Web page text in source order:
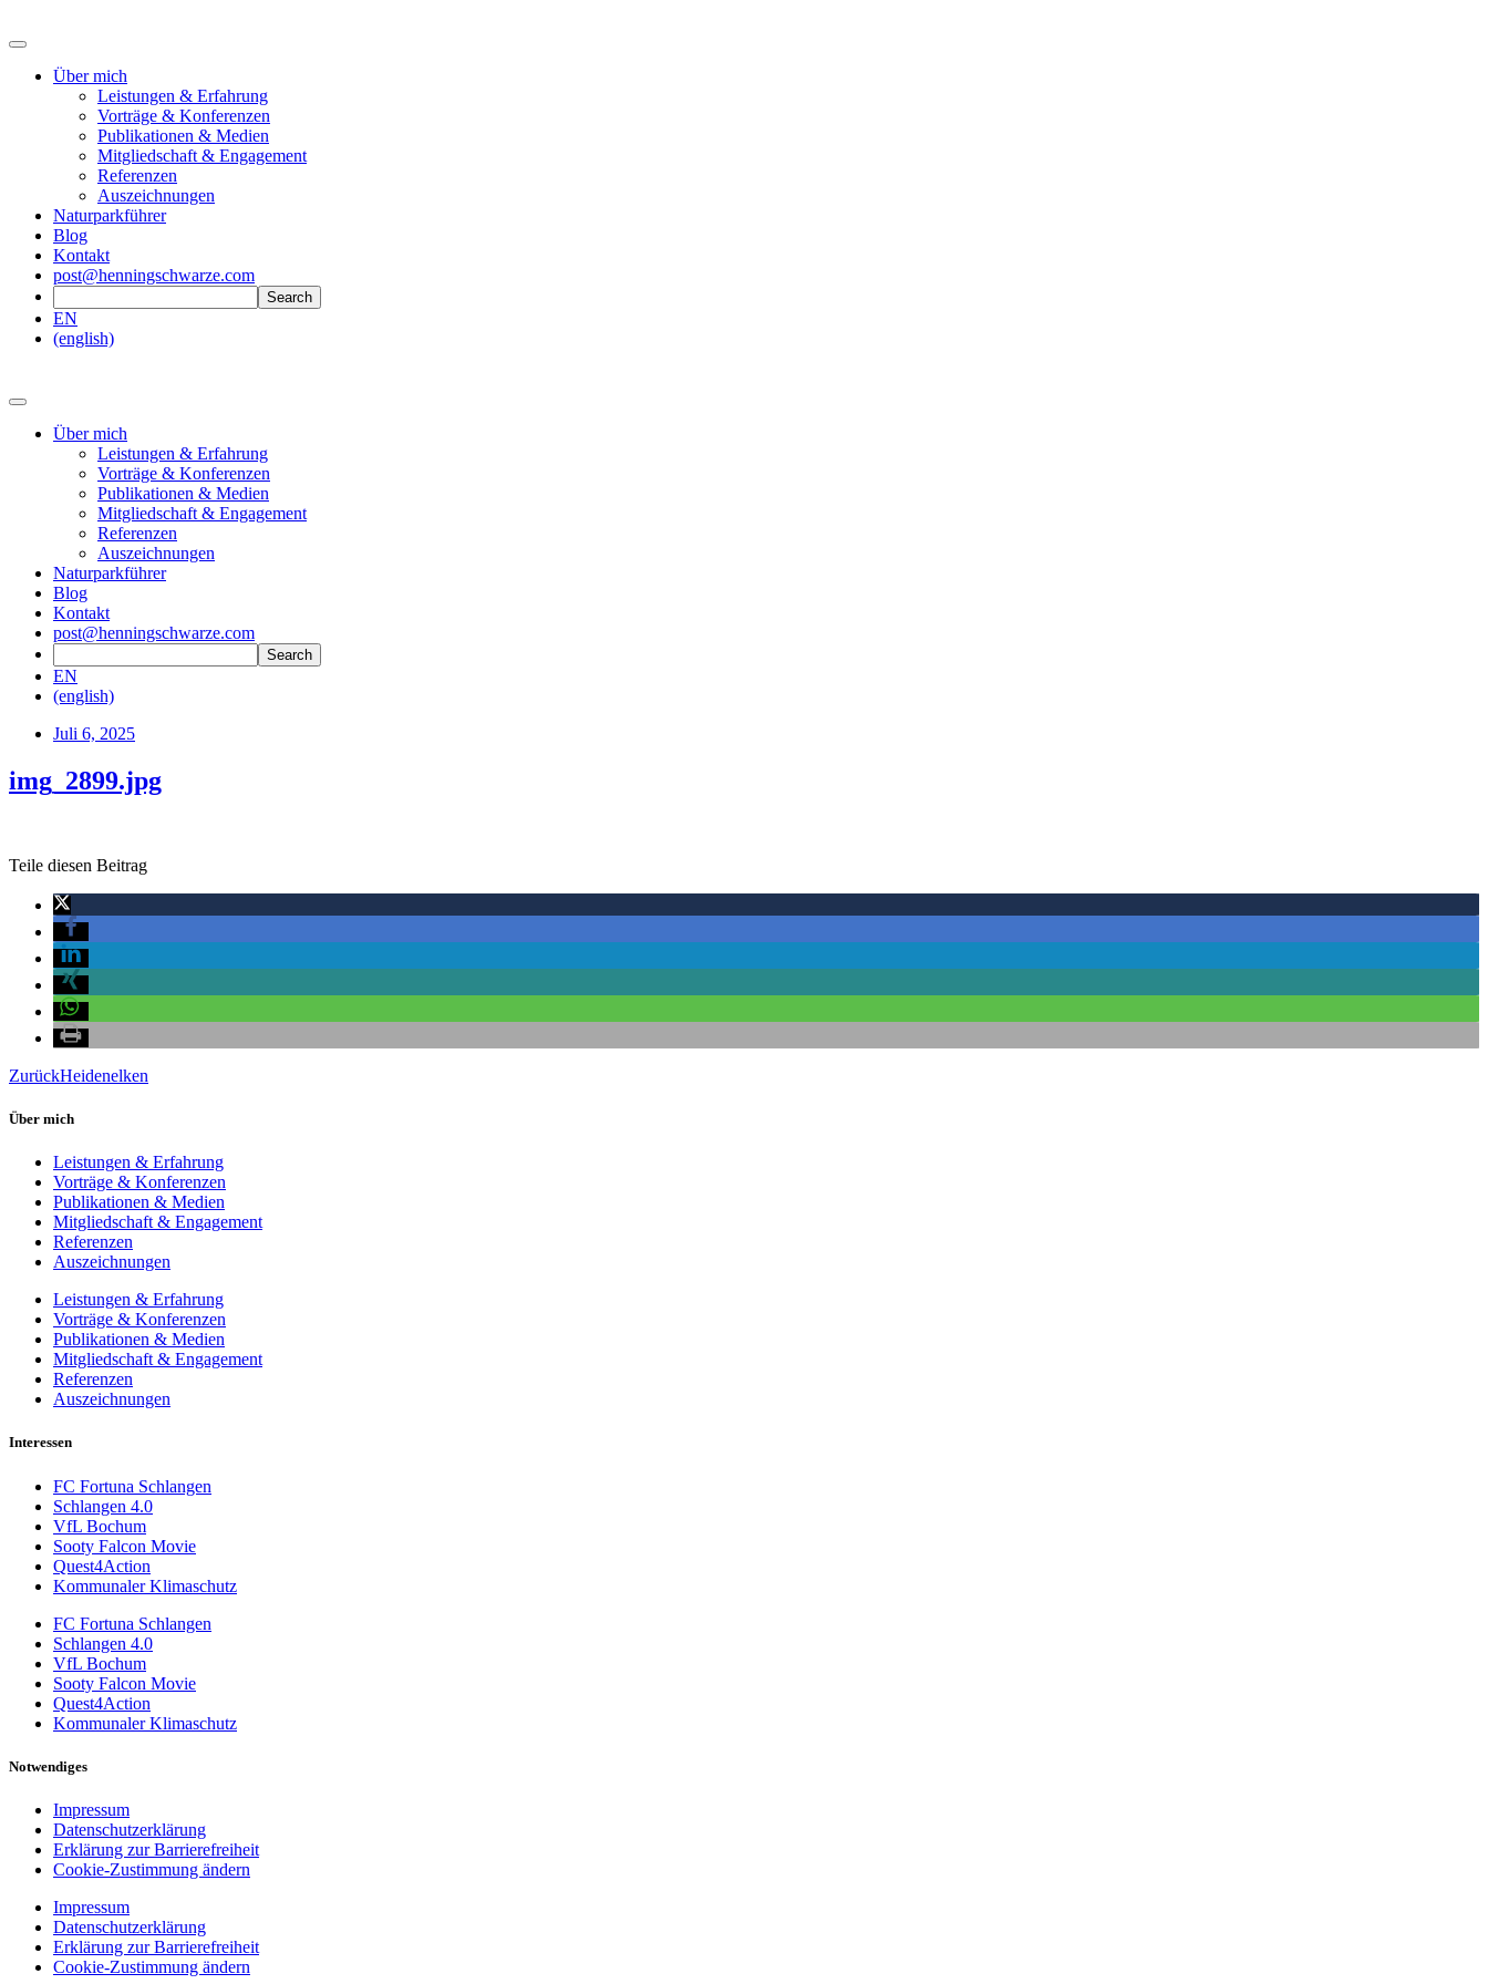
Über mich
Leistungen & Erfahrung
Vorträge & Konferenzen
Publikationen & Medien
Mitgliedschaft & Engagement
Referenzen
Auszeichnungen
Naturparkführer
Blog
Kontakt
post@henningschwarze.com
EN
(english)
Über mich
Leistungen & Erfahrung
Vorträge & Konferenzen
Publikationen & Medien
Mitgliedschaft & Engagement
Referenzen
Auszeichnungen
Naturparkführer
Blog
Kontakt
post@henningschwarze.com
EN
(english)
Juli 6, 2025
img_2899.jpg
Teile diesen Beitrag
ZurückHeidenelken
Über mich
Leistungen & Erfahrung
Vorträge & Konferenzen
Publikationen & Medien
Mitgliedschaft & Engagement
Referenzen
Auszeichnungen
Leistungen & Erfahrung
Vorträge & Konferenzen
Publikationen & Medien
Mitgliedschaft & Engagement
Referenzen
Auszeichnungen
Interessen
FC Fortuna Schlangen
Schlangen 4.0
VfL Bochum
Sooty Falcon Movie
Quest4Action
Kommunaler Klimaschutz
FC Fortuna Schlangen
Schlangen 4.0
VfL Bochum
Sooty Falcon Movie
Quest4Action
Kommunaler Klimaschutz
Notwendiges
Impressum
Datenschutzerklärung
Erklärung zur Barrierefreiheit
Cookie-Zustimmung ändern
Impressum
Datenschutzerklärung
Erklärung zur Barrierefreiheit
Cookie-Zustimmung ändern